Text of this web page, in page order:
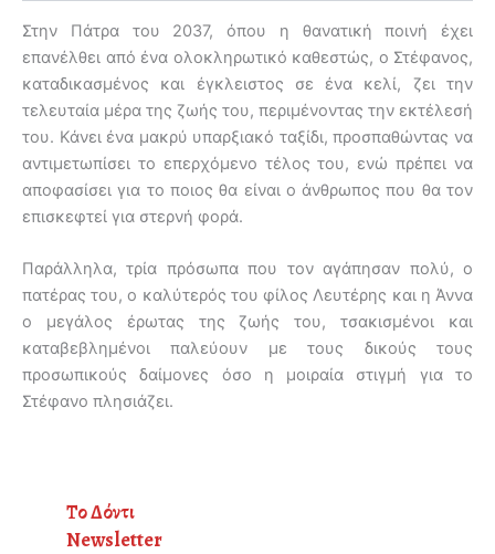
Στην Πάτρα του 2037, όπου η θανατική ποινή έχει
επανέλθει από ένα ολοκληρωτικό καθεστώς, ο Στέφανος,
καταδικασμένος και έγκλειστος σε ένα κελί, ζει την
τελευταία μέρα της ζωής του, περιμένοντας την εκτέλεσή
του. Κάνει ένα μακρύ υπαρξιακό ταξίδι, προσπαθώντας να
αντιμετωπίσει το επερχόμενο τέλος του, ενώ πρέπει να
αποφασίσει για το ποιος θα είναι ο άνθρωπος που θα τον
επισκεφτεί για στερνή φορά.
Παράλληλα, τρία πρόσωπα που τον αγάπησαν πολύ, ο
πατέρας του, ο καλύτερός του φίλος Λευτέρης και η Άννα
ο μεγάλος έρωτας της ζωής του, τσακισμένοι και
καταβεβλημένοι παλεύουν με τους δικούς τους
προσωπικούς δαίμονες όσο η μοιραία στιγμή για το
Στέφανο πλησιάζει.
Το Δόντι
Newsletter